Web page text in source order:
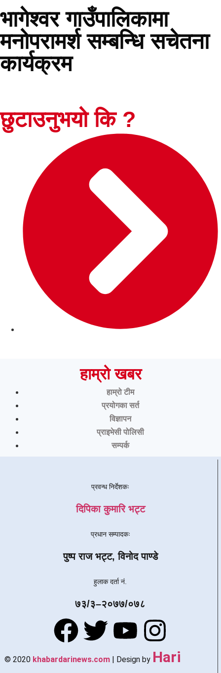
भागेश्वर गाउँपालिकामा
मनोपरामर्श सम्बन्धि सचेतना
कार्यक्रम
छुटाउनुभयो कि ?
हाम्रो खबर
हाम्रो टीम
प्रयोगका सर्त
विज्ञापन
प्राइभेसी पोलिसी
सम्पर्क
प्रवन्ध निर्देशकः
दिपिका कुमारि भट्ट
प्रधान सम्पादकः
पुष्प राज भट्ट, विनोद पाण्डे
हुलाक दर्ता नं.
७३/३–२०७७/०७८
© 2020 khabardarinews.com | Design by Hari